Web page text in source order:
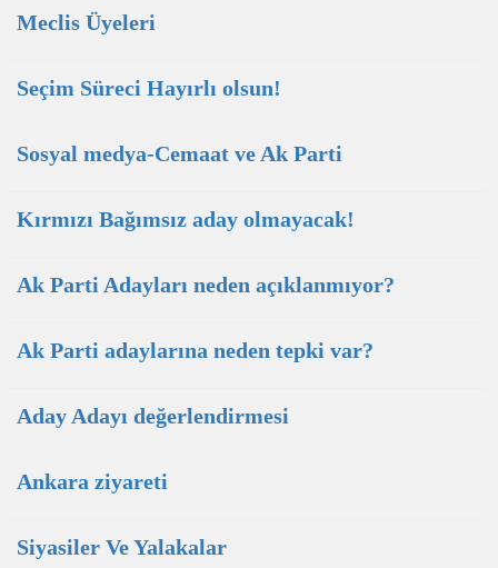
Meclis Üyeleri
Seçim Süreci Hayırlı olsun!
Sosyal medya-Cemaat ve Ak Parti
Kırmızı Bağımsız aday olmayacak!
Ak Parti Adayları neden açıklanmıyor?
Ak Parti adaylarına neden tepki var?
Aday Adayı değerlendirmesi
Ankara ziyareti
Siyasiler Ve Yalakalar